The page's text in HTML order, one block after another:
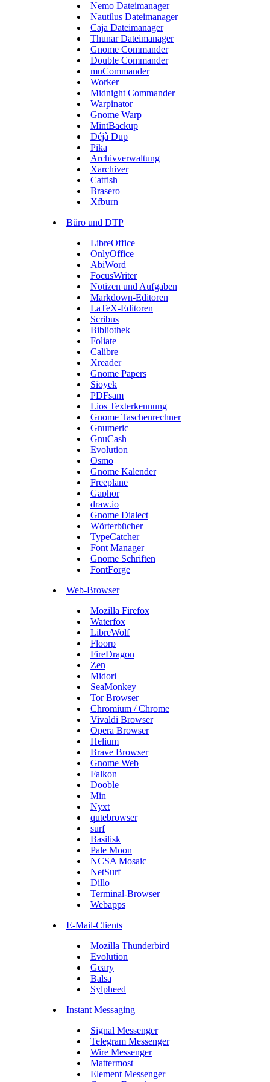
Nemo Dateimanager
Nautilus Dateimanager
Caja Dateimanager
Thunar Dateimanager
Gnome Commander
Double Commander
muCommander
Worker
Midnight Commander
Warpinator
Gnome Warp
MintBackup
Déjà Dup
Pika
Archivverwaltung
Xarchiver
Catfish
Brasero
Xfburn
Büro und DTP
LibreOffice
OnlyOffice
AbiWord
FocusWriter
Notizen und Aufgaben
Markdown-Editoren
LaTeX-Editoren
Scribus
Bibliothek
Foliate
Calibre
Xreader
Gnome Papers
Sioyek
PDFsam
Lios Texterkennung
Gnome Taschenrechner
Gnumeric
GnuCash
Evolution
Osmo
Gnome Kalender
Freeplane
Gaphor
draw.io
Gnome Dialect
Wörterbücher
TypeCatcher
Font Manager
Gnome Schriften
FontForge
Web-Browser
Mozilla Firefox
Waterfox
LibreWolf
Floorp
FireDragon
Zen
Midori
SeaMonkey
Tor Browser
Chromium / Chrome
Vivaldi Browser
Opera Browser
Helium
Brave Browser
Gnome Web
Falkon
Dooble
Min
Nyxt
qutebrowser
surf
Basilisk
Pale Moon
NCSA Mosaic
NetSurf
Dillo
Terminal-Browser
Webapps
E-Mail-Clients
Mozilla Thunderbird
Evolution
Geary
Balsa
Sylpheed
Instant Messaging
Signal Messenger
Telegram Messenger
Wire Messenger
Mattermost
Element Messenger